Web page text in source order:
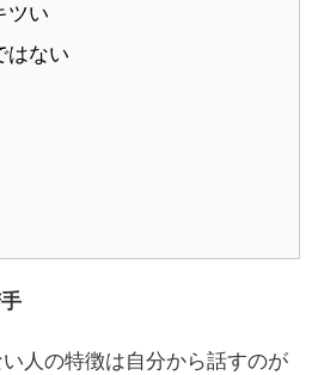
ツい
はない
人の特徴は自分から話すのが